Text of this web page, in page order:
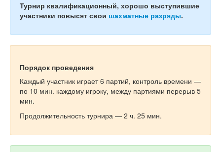
Турнир квалификационный, хорошо выступившие
участники повысят свои шахматные разряды.
Порядок проведения
Каждый участник играет 6 партий, контроль времени —
по 10 мин. каждому игроку, между партиями перерыв 5
мин.
Продолжительность турнира — 2 ч. 25 мин.